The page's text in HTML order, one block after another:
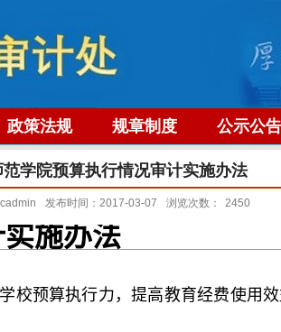
政策法规 规章制度 公示公告
学院预算执行情况审计实施办法
发布时间：2017-03-07 浏览次数： 2450
施办法
校预算执行力，提高教育经费使用